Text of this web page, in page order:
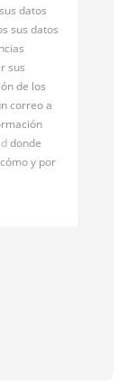
datos
sus datos
sus
de los
correo a
donde
y por